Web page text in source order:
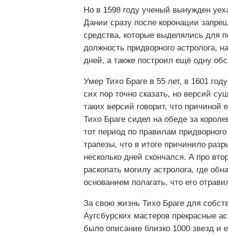
Но в 1598 году ученый вынужден
Дании сразу после коронации
средства, которые выделялись для
должность придворного астролога,
дней, а также построил ещё одну
Умер Тихо Браге в 55 лет, в 1601
сих пор точно сказать, но версий
таких версий говорит, что причиной
Тихо Браге сидел на обеде за
тот период по правилам
трапезы, что в итоге причинило
несколько дней скончался. А про
раскопать могилу астролога, где
основанием полагать, что его
За свою жизнь Тихо Браге для
Аугсбурских мастеров прекрасные
было описание близко 1000 звезд и